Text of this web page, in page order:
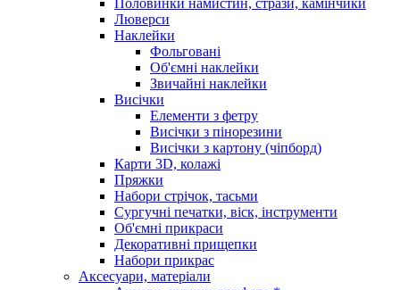
Люверси
Наклейки
Фольговані
Об'ємні наклейки
Звичайні наклейки
Висічки
Елементи з фетру
Висічки з пінорезини
Висічки з картону (чіпборд)
Карти 3D, колажі
Пряжки
Набори стрічок, тасьми
Сургучні печатки, віск, інструменти
Об'ємні прикраси
Декоративні прищепки
Набори прикрас
Аксесуари, матеріали